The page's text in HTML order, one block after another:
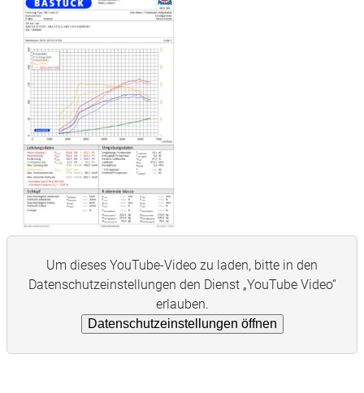
Um dieses YouTube-Video zu laden, bitte in den
Datenschutzeinstellungen den Dienst „YouTube Video“
erlauben.
Datenschutzeinstellungen öffnen